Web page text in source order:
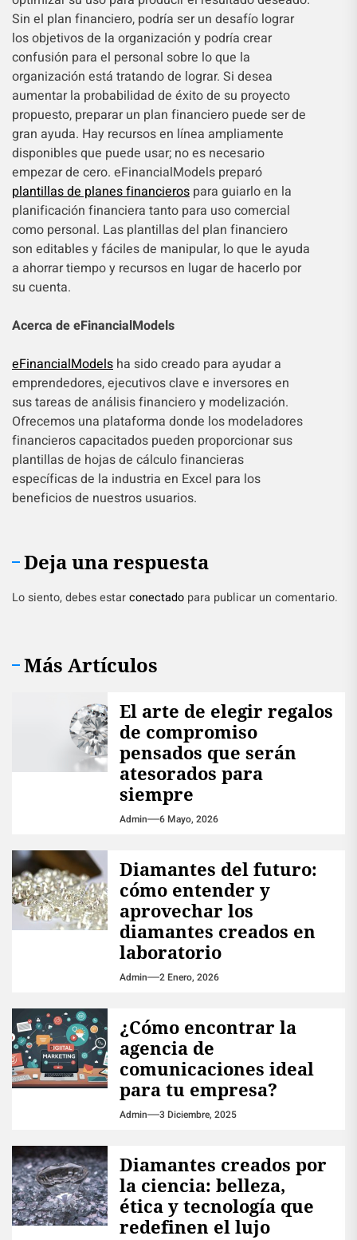
Sin el plan financiero, podría ser un desafío lograr
los objetivos de la organización y podría crear
confusión para el personal sobre lo que la
organización está tratando de lograr. Si desea
aumentar la probabilidad de éxito de su proyecto
propuesto, preparar un plan financiero puede ser de
gran ayuda. Hay recursos en línea ampliamente
disponibles que puede usar; no es necesario
empezar de cero. eFinancialModels preparó
plantillas de planes financieros para guiarlo en la
planificación financiera tanto para uso comercial
como personal. Las plantillas del plan financiero
son editables y fáciles de manipular, lo que le ayuda
a ahorrar tiempo y recursos en lugar de hacerlo por
su cuenta.
Acerca de eFinancialModels
eFinancialModels ha sido creado para ayudar a
emprendedores, ejecutivos clave e inversores en
sus tareas de análisis financiero y modelización.
Ofrecemos una plataforma donde los modeladores
financieros capacitados pueden proporcionar sus
plantillas de hojas de cálculo financieras
específicas de la industria en Excel para los
beneficios de nuestros usuarios.
Deja una respuesta
Lo siento, debes estarconectado para publicar un comentario.
Más Artículos
El arte de elegir regalos
de compromiso
pensados que serán
atesorados para
siempre
Admin 6 Mayo, 2026
Diamantes del futuro:
cómo entender y
aprovechar los
diamantes creados en
laboratorio
Admin 2 Enero, 2026
¿Cómo encontrar la
agencia de
comunicaciones ideal
para tu empresa?
Admin 3 Diciembre, 2025
Diamantes creados por
la ciencia: belleza,
ética y tecnología que
redefinen el lujo